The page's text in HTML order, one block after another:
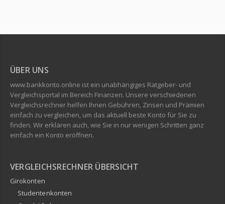
ÜBER UNS
www.bankkonto.online ist ein unabhängiges Ratgeber- und
Vergleichsportal im Bereich Finanzen. Unsere verschiedenen
Vergleichsrechner helfen Ihnen Gebühren, Zinsen und Prämien
einfach zu vergleichen, um das aktuell beste Konto für Sie zu
finden. Wir erklären auch, wie Sie in nur wenigen Schritten ganz
einfach ein Konto eröffnen.
VERGLEICHSRECHNER ÜBERSICHT
Girokonten
Studentenkonten